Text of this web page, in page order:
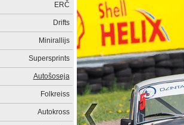
ERČ
Drifts
Minirallijs
Supersprints
Autošoseja
Folkreiss
Autokross